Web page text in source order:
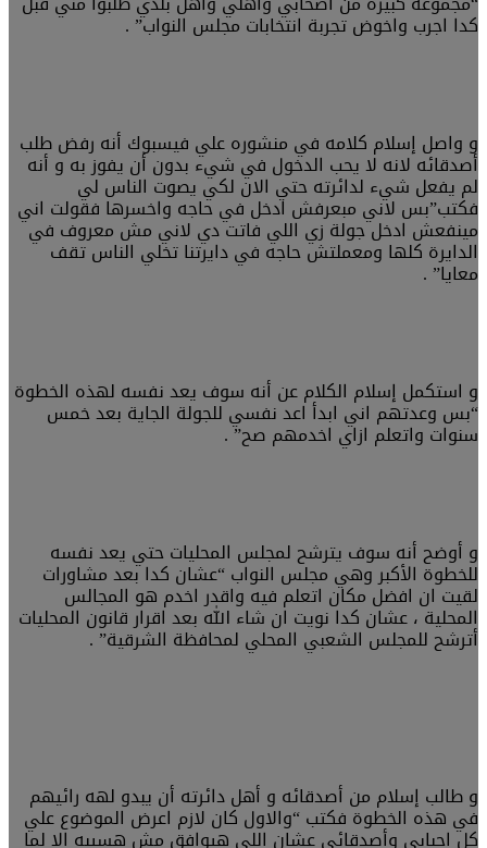
كدا اجرب واخوض تجربة انتخابات مجلس النواب” .
و واصل إسلام كلامه في منشوره علي فيسبوك أنه رفض طلب
أصدقائه لانه لا يحب الدخول في شيء بدون أن يفوز به و أنه
لم يفعل شيء لدائرته حتي الان لكي يصوت الناس لي
فكتب”بس لاني مبعرفش ادخل في حاجه واخسرها فقولت اني
مينفعش ادخل جولة زي اللي فاتت دي لاني مش معروف في
الدايرة كلها ومعملتش حاجه في دايرتنا تخلي الناس تقف
معايا” .
و استكمل إسلام الكلام عن أنه سوف يعد نفسه لهذه الخطوة
“بس وعدتهم اني ابدأ اعد نفسي للجولة الجاية بعد خمس
سنوات واتعلم ازاي اخدمهم صح” .
و أوضح أنه سوف يترشح لمجلس المحليات حتي يعد نفسه
للخطوة الأكبر وهي مجلس النواب “عشان كدا بعد مشاورات
لقيت ان افضل مكان اتعلم فيه واقدر اخدم هو المجالس
المحلية ، عشان كدا نويت ان شاء الله بعد اقرار قانون المحليات
أترشح للمجلس الشعبي المحلي لمحافظة الشرقية” .
و طالب إسلام من أصدقائه و أهل دائرته أن يبدو لهه رائيهم
في هذه الخطوة فكتب “والاول كان لازم اعرض الموضوع علي
كل احبابي وأصدقائي عشان اللي هيوافق مش هسيبه الا لما